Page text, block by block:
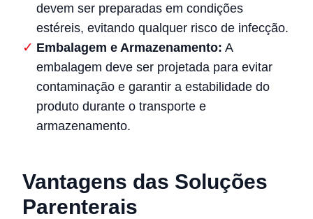
devem ser preparadas em condições
estéreis, evitando qualquer risco de infecção.
Embalagem e Armazenamento: A
embalagem deve ser projetada para evitar
contaminação e garantir a estabilidade do
produto durante o transporte e
armazenamento.
Vantagens das Soluções
Parenterais